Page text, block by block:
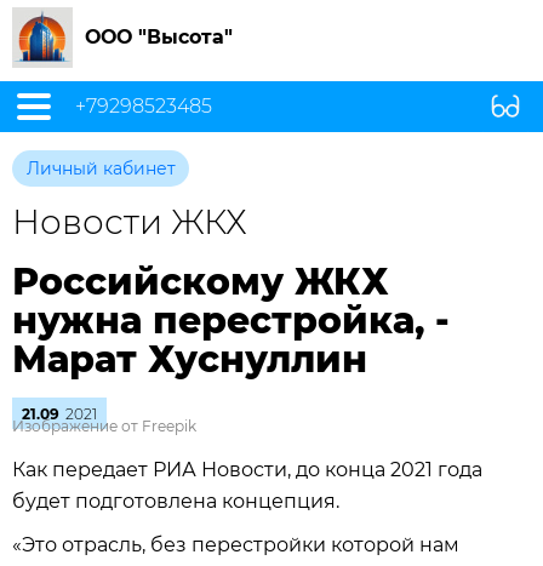
ООО "Высота"
+79298523485
Личный кабинет
Новости ЖКХ
Российскому ЖКХ
нужна перестройка, -
Марат Хуснуллин
21.09 2021
Изображение от Freepik
Как передает РИА Новости, до конца 2021 года
будет подготовлена концепция.
«Это отрасль, без перестройки которой нам